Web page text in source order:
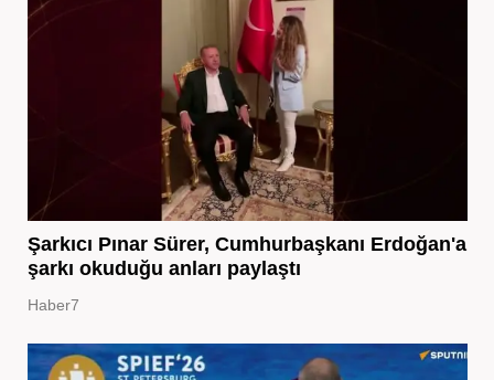
Şarkıcı Pınar Sürer, Cumhurbaşkanı Erdoğan'a
şarkı okuduğu anları paylaştı
Haber7